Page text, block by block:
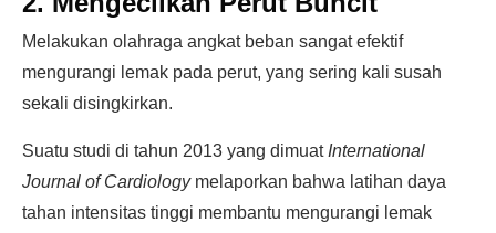
Melakukan olahraga angkat beban sangat efektif
mengurangi lemak pada perut, yang sering kali susah
sekali disingkirkan.
Suatu studi di tahun 2013 yang dimuat International
Journal of Cardiologymelaporkan bahwa latihan daya
tahan intensitas tinggi membantu mengurangi lemak